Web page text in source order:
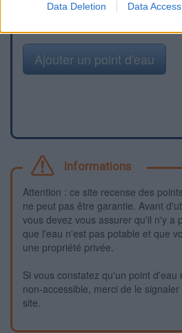
Data Deletion Data Access
Signaler une erreur
Ajouter un point d'eau
Informations
Attention : ce site recense des
ne peut pas être garantie. Avant
vous devez vous assurer qu'il n'y a
que l'eau n'est pas potable et que
une propriété privée.
Si vous constatez qu'un point d'eau
non-accessible, merci de le
site.